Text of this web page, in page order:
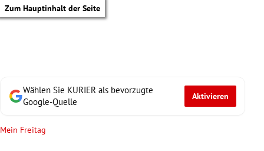
Zum Hauptinhalt der Seite
Wählen Sie KURIER als bevorzugte
Google-Quelle
Aktivieren
Mein Freitag